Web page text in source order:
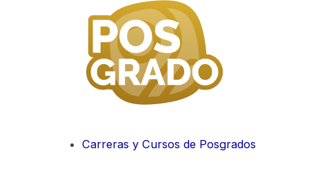
Carreras y Cursos de Posgrados